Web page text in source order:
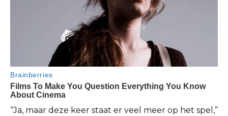
“Ja, maar deze keer staat er veel meer op het spel,”